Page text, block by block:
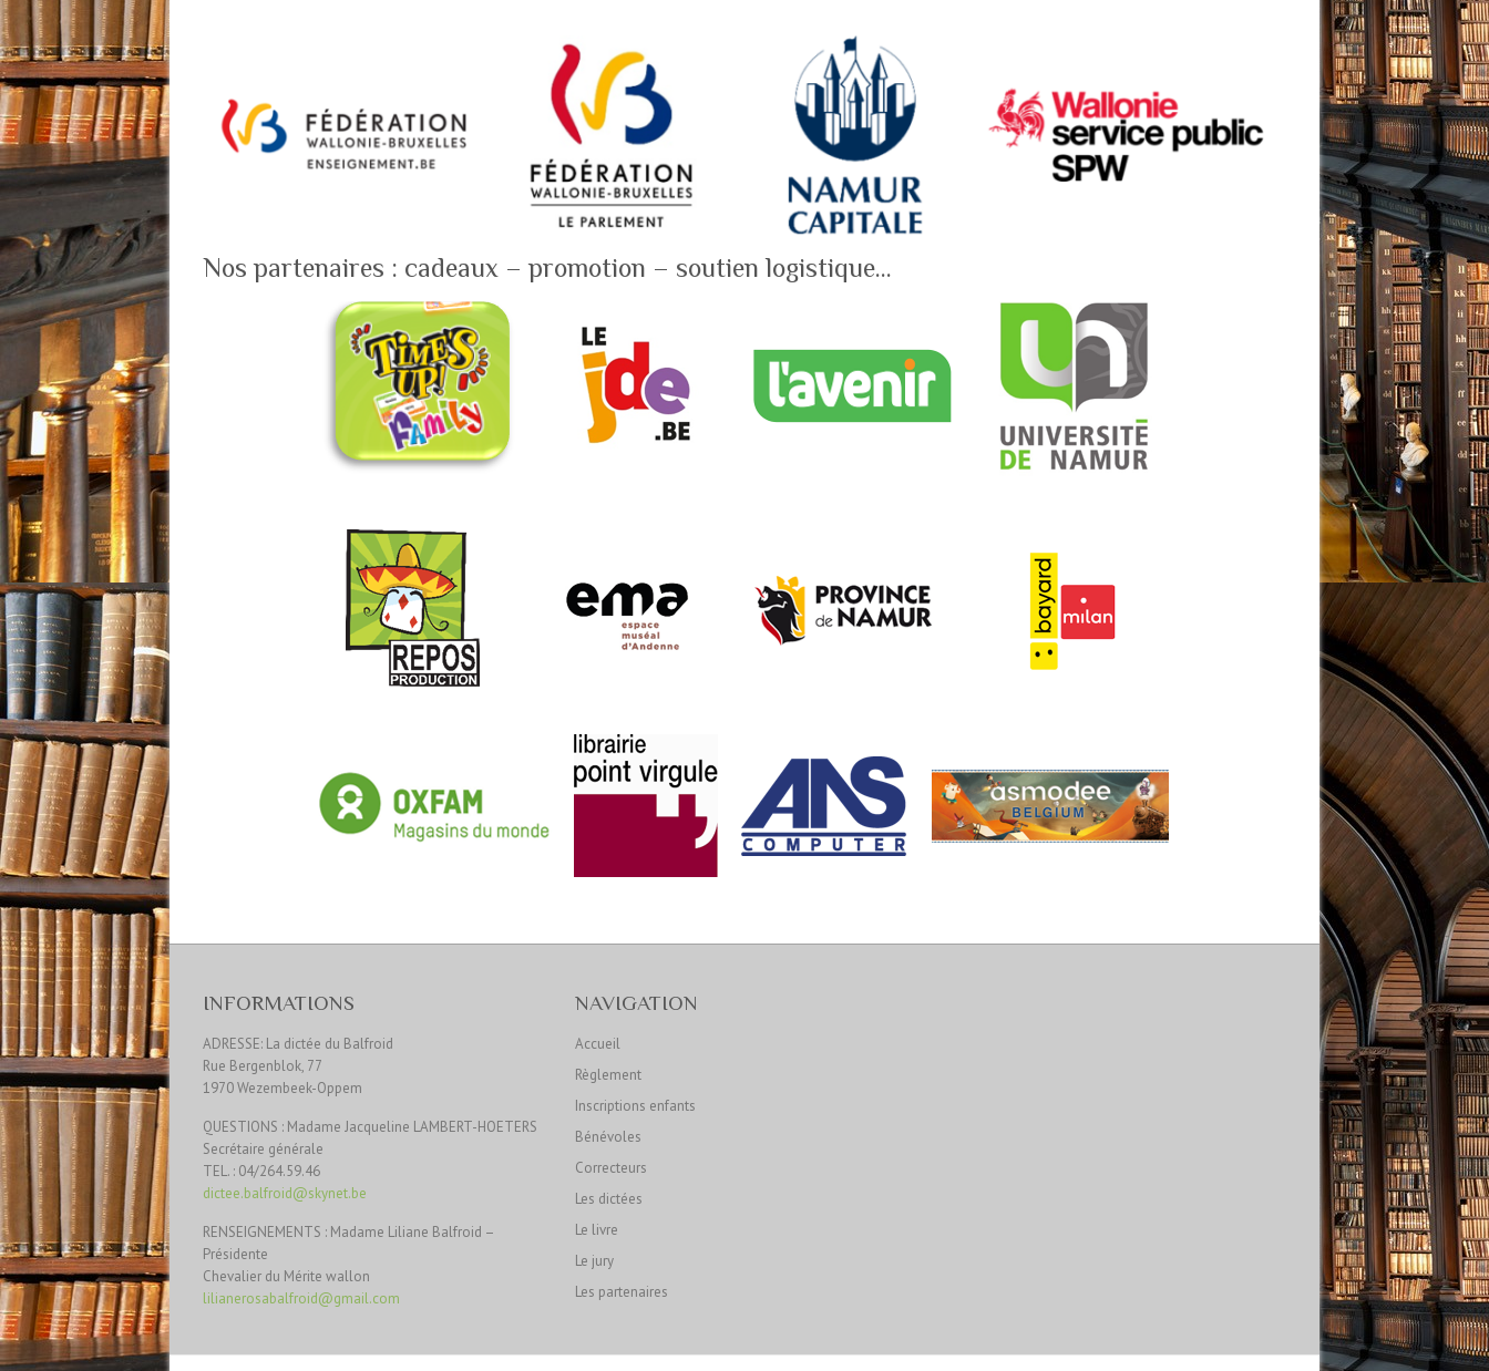
Nos partenaires : cadeaux – promotion – soutien logistique…
INFORMATIONS
ADRESSE: La dictée du Balfroid
Rue Bergenblok, 77
1970 Wezembeek-Oppem
QUESTIONS : Madame Jacqueline LAMBERT-HOETERS
Secrétaire générale
TEL. : 04/264.59.46
dictee.balfroid@skynet.be
RENSEIGNEMENTS : Madame Liliane Balfroid –
Présidente
Chevalier du Mérite wallon
lilianerosabalfroid@gmail.com
NAVIGATION
Accueil
Règlement
Inscriptions enfants
Bénévoles
Correcteurs
Les dictées
Le livre
Le jury
Les partenaires